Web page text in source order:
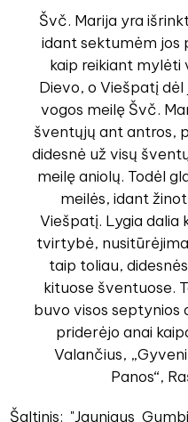
Švč. Marija yra
idant sektumėm jos
kaip reikiant mylėti
Dievo, o Viešpatį
vogos meilę Švč.
šventųjų ant antros,
didesnė už visų
meilę aniolų. Todėl
meilės, idant
Viešpatį. Lygia dalia
tvirtybė,
taip toliau,
kituose šventuose.
buvo visos septynios
priderėjo anai
Valančius,
Panos“,
Šaltinis: "Jauniaus